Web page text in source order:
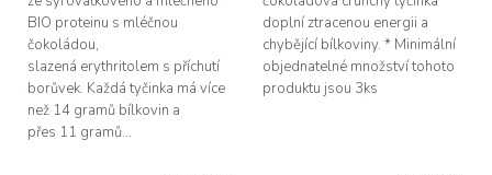
BIO proteinu s mléčnou
čokoládou,
slazená erythritolem s příchutí
borůvek. Každá tyčinka má více
než 14 gramů bílkovin a
přes 11 gramů...
doplní ztracenou energii a
chybějící bílkoviny. * Minimální
objednatelné množství tohoto
produktu jsou 3ks